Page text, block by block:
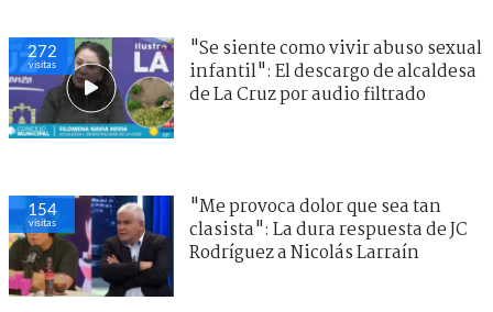
272
visitas
"Se siente como vivir abuso sexual
infantil": El descargo de alcaldesa
de La Cruz por audio filtrado
154
visitas
"Me provoca dolor que sea tan
clasista": La dura respuesta de JC
Rodríguez a Nicolás Larraín